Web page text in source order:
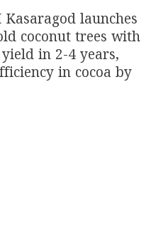
Kasaragod launches
coconut trees with
in 2-4 years,
in cocoa by